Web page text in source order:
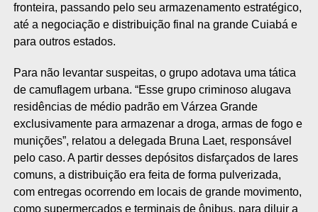
fronteira, passando pelo seu armazenamento estratégico,
até a negociação e distribuição final na grande Cuiabá e
para outros estados.
Para não levantar suspeitas, o grupo adotava uma tática
de camuflagem urbana. “Esse grupo criminoso alugava
residências de médio padrão em Várzea Grande
exclusivamente para armazenar a droga, armas de fogo e
munições”, relatou a delegada Bruna Laet, responsável
pelo caso. A partir desses depósitos disfarçados de lares
comuns, a distribuição era feita de forma pulverizada,
com entregas ocorrendo em locais de grande movimento,
como supermercados e terminais de ônibus, para diluir a